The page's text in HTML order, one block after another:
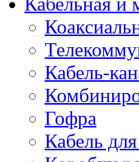
Кабель-
Гофра
Кабель